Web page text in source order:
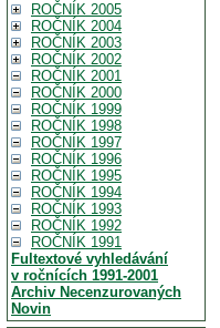
ROČNÍK 2005
ROČNÍK 2004
ROČNÍK 2003
ROČNÍK 2002
ROČNÍK 2001
ROČNÍK 2000
ROČNÍK 1999
ROČNÍK 1998
ROČNÍK 1997
ROČNÍK 1996
ROČNÍK 1995
ROČNÍK 1994
ROČNÍK 1993
ROČNÍK 1992
ROČNÍK 1991
Fultextové vyhledávání
v ročnících 1991-2001
Archiv Necenzurovaných
Novin